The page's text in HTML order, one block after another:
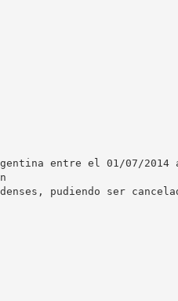
entre el 01/07/
pudiendo ser